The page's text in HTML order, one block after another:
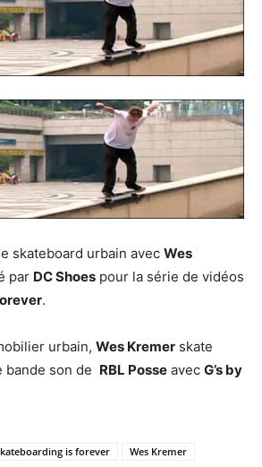
skateboard urbain avec Wes
par DC Shoes pour la série de vidéos
.
urbain, Wes Kremer skate
bande son de RBL Posse avec G’s by
is forever Wes Kremer